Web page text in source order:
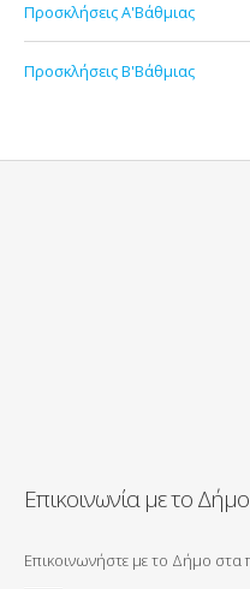
Προσκλήσεις Α'Βάθμιας
Προσκλήσεις Β'Βάθμιας
Επικοινωνία με το Δήμο
Επικοινωνήστε με το Δήμο στα